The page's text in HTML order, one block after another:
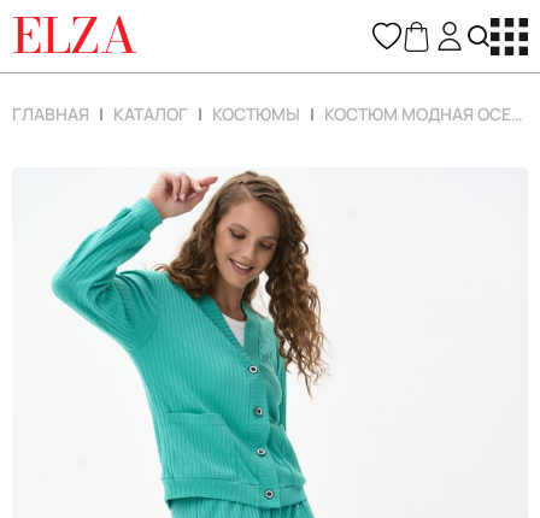
ELZA
ГЛАВНАЯ КАТАЛОГ КОСТЮМЫ КОСТЮМ МОДНАЯ ОСЕНЬ (ЗЕЛЁНЫЙ)